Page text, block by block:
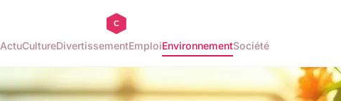
ActuCultureDivertissementEmploiEnvironnementSociété